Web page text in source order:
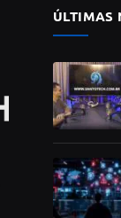
ÚLTIMAS